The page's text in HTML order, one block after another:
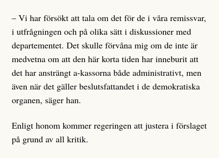
– Vi har försökt att tala om det för de i våra remissvar,
i utfrågningen och på olika sätt i diskussioner med
departementet. Det skulle förvåna mig om de inte är
medvetna om att den här korta tiden har inneburit att
det har ansträngt a-kassorna både administrativt, men
även när det gäller beslutsfattandet i de demokratiska
organen, säger han.
Enligt honom kommer regeringen att justera i förslaget
på grund av all kritik.